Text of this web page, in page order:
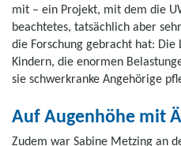
mit – ein Projekt, mit dem die
beachtetes, tatsächlich aber
die Forschung gebracht hat: Die
Kindern, die enormen
sie schwerkranke Angehörige
Auf Augenhöhe mit
Zudem war Sabine Metzing an